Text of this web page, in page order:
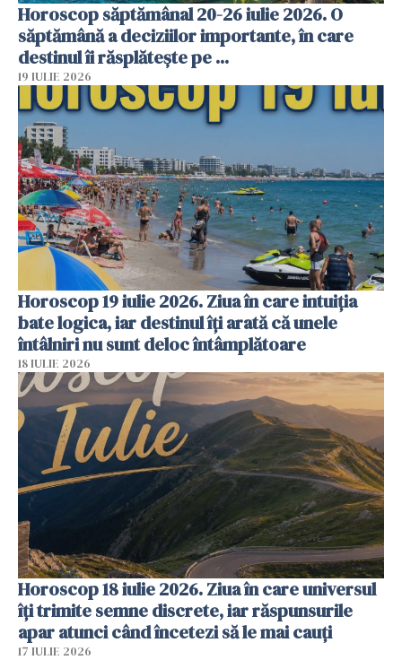
Horoscop săptămânal 20-26 iulie 2026. O
săptămână a deciziilor importante, în care
destinul îi răsplătește pe ...
19 IULIE 2026
Horoscop 19 iulie 2026. Ziua în care intuiția
bate logica, iar destinul îți arată că unele
întâlniri nu sunt deloc întâmplătoare
18 IULIE 2026
Horoscop 18 iulie 2026. Ziua în care universul
îți trimite semne discrete, iar răspunsurile
apar atunci când încetezi să le mai cauți
17 IULIE 2026